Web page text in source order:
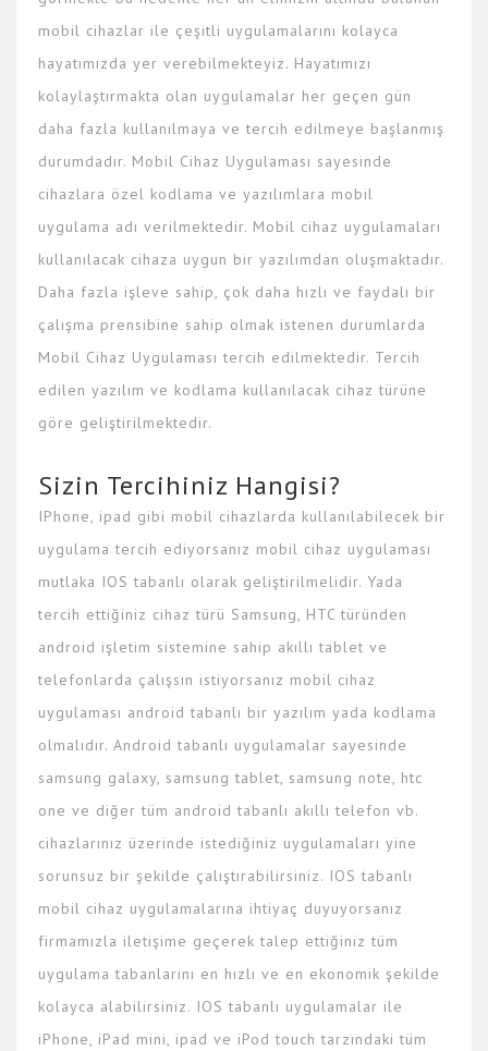
mobil cihazlar ile çeşitli uygulamalarını kolayca
hayatımızda yer verebilmekteyiz. Hayatımızı
kolaylaştırmakta olan uygulamalar her geçen gün
daha fazla kullanılmaya ve tercih edilmeye başlanmış
durumdadır. Mobil Cihaz Uygulaması sayesinde
cihazlara özel kodlama ve yazılımlara mobil
uygulama adı verilmektedir. Mobil cihaz uygulamaları
kullanılacak cihaza uygun bir yazılımdan oluşmaktadır.
Daha fazla işleve sahip, çok daha hızlı ve faydalı bir
çalışma prensibine sahip olmak istenen durumlarda
Mobil Cihaz Uygulaması tercih edilmektedir. Tercih
edilen yazılım ve kodlama kullanılacak cihaz türüne
göre geliştirilmektedir.
Sizin Tercihiniz Hangisi?
IPhone, ipad gibi mobil cihazlarda kullanılabilecek bir
uygulama tercih ediyorsanız mobil cihaz uygulaması
mutlaka IOS tabanlı olarak geliştirilmelidir. Yada
tercih ettiğiniz cihaz türü Samsung, HTC türünden
android işletim sistemine sahip akıllı tablet ve
telefonlarda çalışsın istiyorsanız mobil cihaz
uygulaması android tabanlı bir yazılım yada kodlama
olmalıdır. Android tabanlı uygulamalar sayesinde
samsung galaxy, samsung tablet, samsung note, htc
one ve diğer tüm android tabanlı akıllı telefon vb.
cihazlarınız üzerinde istediğiniz uygulamaları yine
sorunsuz bir şekilde çalıştırabilirsiniz. IOS tabanlı
mobil cihaz uygulamalarına ihtiyaç duyuyorsanız
firmamızla iletişime geçerek talep ettiğiniz tüm
uygulama tabanlarını en hızlı ve en ekonomik şekilde
kolayca alabilirsiniz. IOS tabanlı uygulamalar ile
iPhone, iPad mini, ipad ve iPod touch tarzındaki tüm